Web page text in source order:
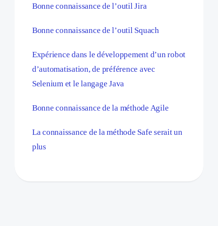
Bonne connaissance de l’outil Jira
Bonne connaissance de l’outil Squach
Expérience dans le développement d’un robot
d’automatisation, de préférence avec
Selenium et le langage Java
Bonne connaissance de la méthode Agile
La connaissance de la méthode Safe serait un
plus